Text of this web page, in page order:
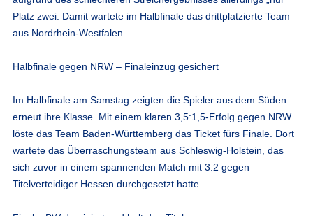
Platz zwei. Damit wartete im Halbfinale das drittplatzierte Team
aus Nordrhein-Westfalen.
Halbfinale gegen NRW – Finaleinzug gesichert
Im Halbfinale am Samstag zeigten die Spieler aus dem Süden
erneut ihre Klasse. Mit einem klaren 3,5:1,5-Erfolg gegen NRW
löste das Team Baden-Württemberg das Ticket fürs Finale. Dort
wartete das Überraschungsteam aus Schleswig-Holstein , das
sich zuvor in einem spannenden Match mit 3:2 gegen
Titelverteidiger Hessen durchgesetzt hatte.